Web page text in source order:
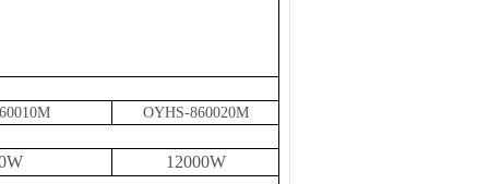
OYHS-860020M
12000W